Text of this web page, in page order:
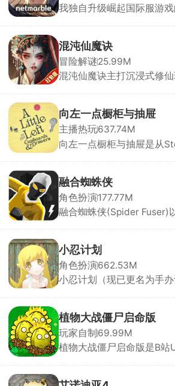
我独自升级崛起国际服游戏
遇到了各种各样的敌人和困
大的怪兽和恶劣的环境，在
面还能进行换角色的连招，
角色冒险战斗，不断提升战
混沌仙魔诀
冒险解谜25.99M
混沌仙魔诀主打沉浸式修仙
顶级修为。多职业自由选择
各具特色，搭配神兵利器轻
兽，畅享酣畅淋漓的战斗快
向左一点橱柜与抽屉
主播热玩637.74M
向左一点橱柜与抽屉是从
暗格储物柜为主要场景，玩
拖拽、旋转、堆叠与分类，
具、工具、首饰等杂物逐一
出令人极度舒适的整齐画
融合蜘蛛侠
角色扮演177.77M
融合蜘蛛侠(Spider Fuser)
身蜘蛛融合者，拥有发射蛛
跃、粘墙疾驰等全方位蜘蛛
市中自由穿梭于不同时空。
仗义打击罪犯，也可以开直
小忍计划
角色扮演662.53M
小忍计划（现已更名为手办
少女小忍刻画得生动形象，
场景搭配随场景变化的音效
一格的体验。它集养成、互
一体，操作简单易上手，打
迅速升温，体验甜蜜恋爱。
植物大战僵尸启命版
玩家自制69.99M
植物大战僵尸启命版是B站
日葵等特色植物与僵尸。游